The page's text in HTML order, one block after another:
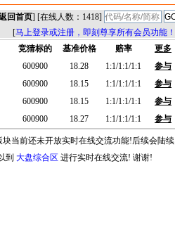
回首页] [在线人数：1418]
[马上登录或注册，即刻尊享所有会员功能！
竞猜标的 基准价格 赔率
更多
600900 18.28 1:1/1:1/1:1
参与
600900 18.15 1:1/1:1/1:1
参与
600900 18.15 1:1/1:1/1:1
参与
600900 18.27 1:1/1:1/1:1 参与
块当前还未开放实时在线交流功能!后续会陆续
到 大盘综合区 进行实时在线交流! 谢谢!